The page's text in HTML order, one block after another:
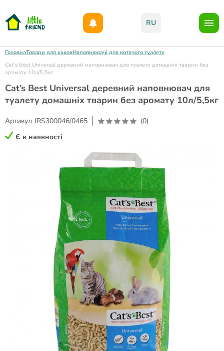
RU
ГоловнаТовари для кішокНаповнювачі для котячого туалету
Cat’s Best Universal деревний наповнювач для туалету домашніх тварин без
аромату 10л/5,5кг
Cat’s Best Universal деревний наповнювач для
туалету домашніх тварин без аромату 10л/5,5кг
Артикул JRS300046/0465
(0)
Є в наявності